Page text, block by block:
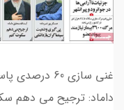
غنی سازی 60
داماد: ترجیح می دهم